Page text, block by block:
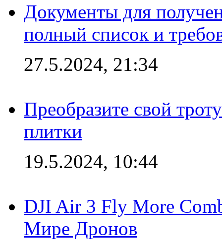
Документы для
полный список и
27.5.2024, 21:34
Преобразите свой
плитки
19.5.2024, 10:44
DJI Air 3 Fly More
Мире Дронов